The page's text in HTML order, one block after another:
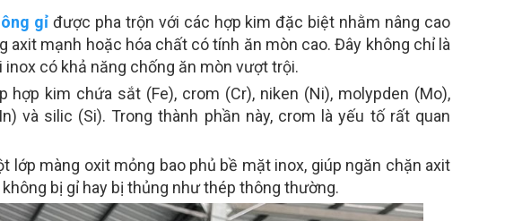
gỉ được pha trộn với các hợp kim đặc biệt nhằm nâng cao
mạnh hoặc hóa chất có tính ăn mòn cao. Đây không chỉ là
có khả năng chống ăn mòn vượt trội.
kim chứa sắt (Fe), crom (Cr), niken (Ni), molypden (Mo),
và silic (Si). Trong thành phần này, crom là yếu tố rất quan
lớp màng oxit mỏng bao phủ bề mặt inox, giúp ngăn chặn axit
bị gỉ hay bị thủng như thép thông thường.